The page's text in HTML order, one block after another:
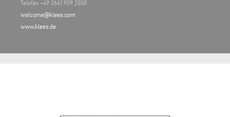
Telefax +49 2641 909 2000
welcome@klaes.com
www.klaes.de